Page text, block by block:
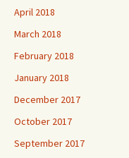
April 2018
March 2018
February 2018
January 2018
December 2017
October 2017
September 2017